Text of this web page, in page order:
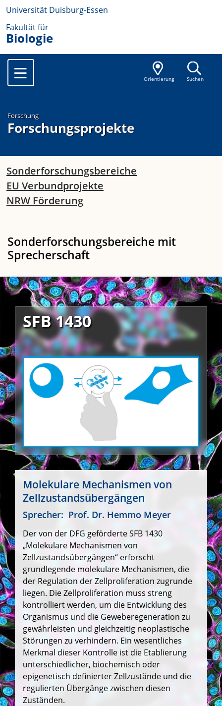
Universität Duisburg-Essen
Fakultät für
Biologie
Orientierung Suchen
Forschung
Forschungsprojekte
Sonderforschungsbereiche
EU Verbundprojekte
NRW Förderung
Sonderforschungsbereiche mit
Sprecherschaft
SFB 1430
Molekulare Mechanismen von
Zellzustandsübergängen
Sprecher: Prof. Dr. Hemmo Meyer
Der von der DFG geförderte SFB 1430
„Molekulare Mechanismen von
Zellzustandsübergängen“ erforscht
grundlegende molekulare Mechanismen, die
der Regulation der Zellproliferation zugrunde
liegen. Die Zellproliferation muss streng
kontrolliert werden, um die Entwicklung des
Organismus und die Geweberegeneration zu
gewährleisten und gleichzeitig neoplastische
Störungen zu verhindern. Ein wesentliches
Merkmal dieser Kontrolle ist die Etablierung
unterschiedlicher, biochemisch oder
epigenetisch definierter Zellzustände und die
regulierten Übergänge zwischen diesen
Zuständen.